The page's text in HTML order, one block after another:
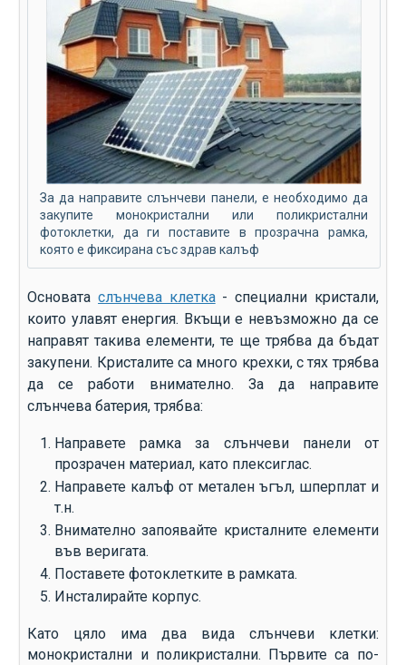
За да направите слънчеви панели, е необходимо да
закупите монокристални или поликристални
фотоклетки, да ги поставите в прозрачна рамка,
която е фиксирана със здрав калъф
Основатаслънчева клетка- специални кристали,
които улавят енергия. Вкъщи е невъзможно да се
направят такива елементи, те ще трябва да бъдат
закупени. Кристалите са много крехки, с тях трябва
да се работи внимателно. За да направите
слънчева батерия, трябва:
Направете рамка за слънчеви панели от
прозрачен материал, като плексиглас.
Направете калъф от метален ъгъл, шперплат и
т.н.
Внимателно запоявайте кристалните елементи
във веригата.
Поставете фотоклетките в рамката.
Инсталирайте корпус.
Като цяло има два вида слънчеви клетки:
монокристални и поликристални. Първите са по-